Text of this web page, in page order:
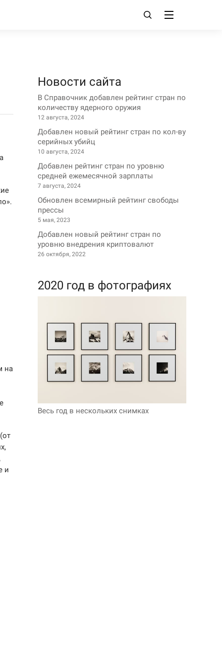
на
и
Новости сайта
В Справочник добавлен рейтинг стран по
количеству ядерного оружия
12 августа, 2024
Добавлен новый рейтинг стран по кол-ву
серийных убийц
10 августа, 2024
Добавлен рейтинг стран по уровню
средней ежемесячной зарплаты
7 августа, 2024
Обновлен всемирный рейтинг свободы
прессы
5 мая, 2023
Добавлен новый рейтинг стран по
уровню внедрения криптовалют
26 октября, 2022
2020 год в фотографиях
Весь год в нескольких снимках